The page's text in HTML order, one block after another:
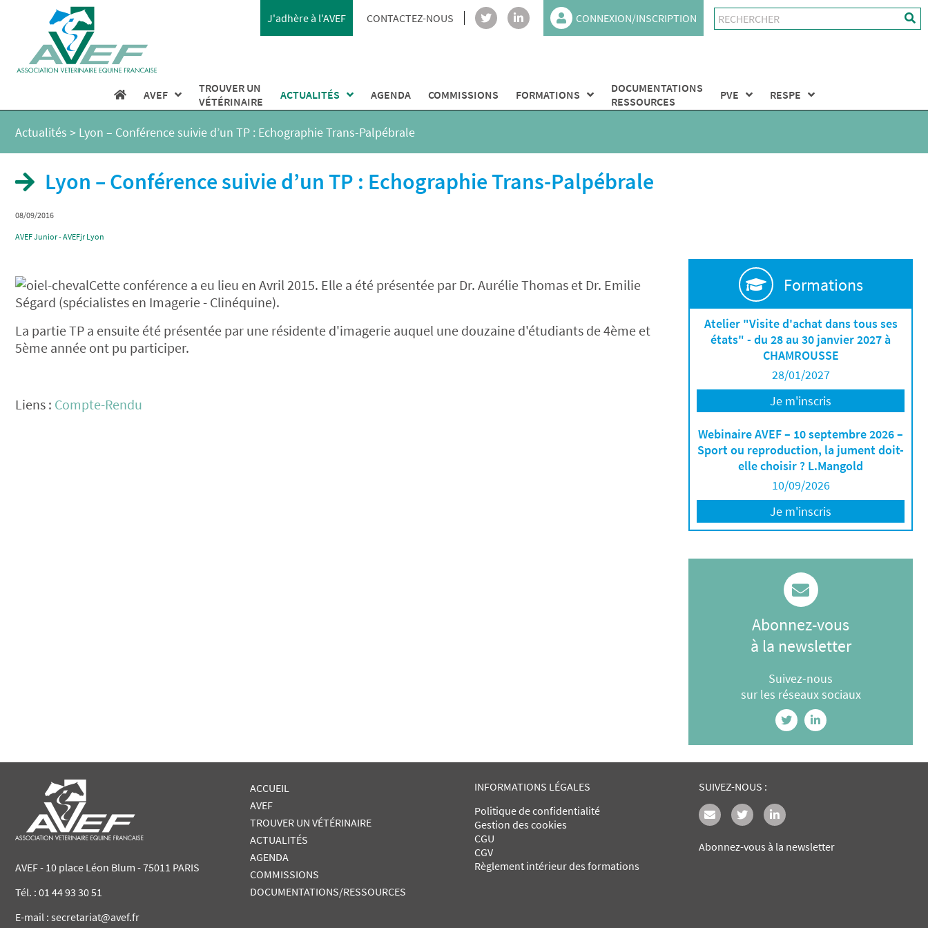
J'adhère à l'AVEF CONTACTEZ-NOUS CONNEXION/INSCRIPTION
AVEF
TROUVER UN
VÉTÉRINAIRE
ACTUALITÉS AGENDA COMMISSIONS FORMATIONS
DOCUMENTATIONS
RESSOURCES
PVE RESPE
Actualités > Lyon – Conférence suivie d’un TP : Echographie Trans-Palpébrale
Lyon – Conférence suivie d’un TP : Echographie Trans-Palpébrale
08/09/2016
AVEF Junior - AVEFjr Lyon
Cette conférence a eu lieu en Avril 2015. Elle a été présentée par Dr. Aurélie Thomas et Dr. Emilie
Ségard (spécialistes en Imagerie - Clinéquine).
La partie TP a ensuite été présentée par une résidente d'imagerie auquel une douzaine d'étudiants de 4ème et
5ème année ont pu participer.
Liens : Compte-Rendu
Formations
Atelier "Visite d'achat dans tous ses
états" - du 28 au 30 janvier 2027 à
CHAMROUSSE
28/01/2027
Je m'inscris
Webinaire AVEF – 10 septembre 2026 –
Sport ou reproduction, la jument doit-
elle choisir ? L.Mangold
10/09/2026
Je m'inscris
Abonnez-vous
à la newsletter
Suivez-nous
sur les réseaux sociaux
AVEF - 10 place Léon Blum - 75011 PARIS
Tél. : 01 44 93 30 51
E-mail : secretariat@avef.fr
ACCUEIL
AVEF
TROUVER UN VÉTÉRINAIRE
ACTUALITÉS
AGENDA
COMMISSIONS
DOCUMENTATIONS/RESSOURCES
INFORMATIONS LÉGALES
Politique de confidentialité
Gestion des cookies
CGU
CGV
Règlement intérieur des formations
SUIVEZ-NOUS :
Abonnez-vous à la newsletter